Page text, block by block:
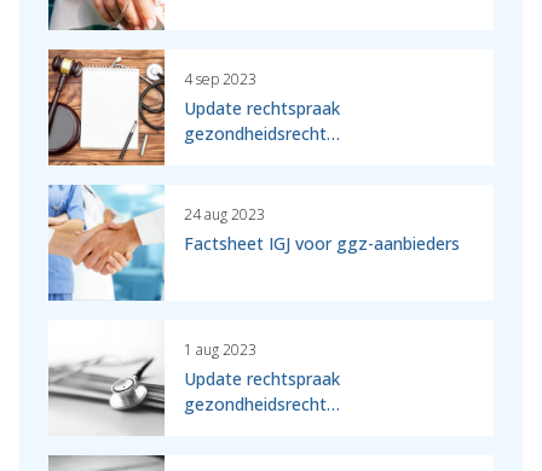
4 sep 2023
Update rechtspraak
gezondheidsrecht…
24 aug 2023
Factsheet IGJ voor ggz-aanbieders
1 aug 2023
Update rechtspraak
gezondheidsrecht…